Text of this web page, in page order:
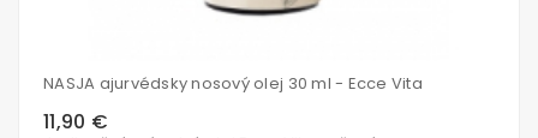
NASJA ajurvédsky nosový olej 30 ml - Ecce Vita
11,90 €